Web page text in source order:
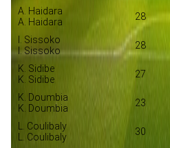
A. Haidara
A. Haidara
28
I. Sissoko
I. Sissoko
28
K. Sidibe
K. Sidibe
27
K. Doumbia
K. Doumbia
23
L. Coulibaly
L. Coulibaly
30